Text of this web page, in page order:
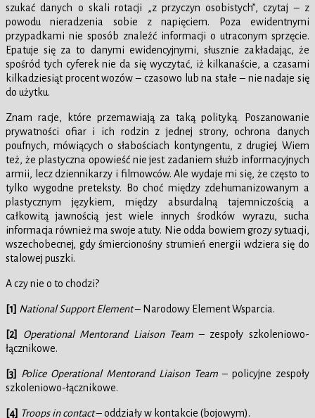
szukać danych o skali rotacji „z przyczyn osobistych”, czytaj – z
powodu nieradzenia sobie z napięciem. Poza ewidentnymi
przypadkami nie sposób znaleźć informacji o utraconym sprzęcie.
Epatuje się za to danymi ewidencyjnymi, słusznie zakładając, że
spośród tych cyferek nie da się wyczytać, iż kilkanaście, a czasami
kilkadziesiąt procent wozów – czasowo lub na stałe – nie nadaje się
do użytku.
Znam racje, które przemawiają za taką polityką. Poszanowanie
prywatności ofiar i ich rodzin z jednej strony, ochrona danych
poufnych, mówiących o słabościach kontyngentu, z drugiej. Wiem
też, że plastyczna opowieść nie jest zadaniem służb informacyjnych
armii, lecz dziennikarzy i filmowców. Ale wydaje mi się, że często to
tylko wygodne preteksty. Bo choć między zdehumanizowanym a
plastycznym językiem, między absurdalną tajemniczością a
całkowitą jawnością jest wiele innych środków wyrazu, sucha
informacja również ma swoje atuty. Nie odda bowiem grozy sytuacji,
wszechobecnej, gdy śmiercionośny strumień energii wdziera się do
stalowej puszki.
A czy nie o to chodzi?
[1] National Support Element– Narodowy Element Wsparcia.
[2] Operational Mentorand Liaison Team – zespoły szkoleniowo-
łącznikowe.
[3] Police Operational Mentorand Liaison Team – policyjne zespoły
szkoleniowo-łącznikowe.
[4] Troops in contact– oddziały w kontakcie (bojowym).